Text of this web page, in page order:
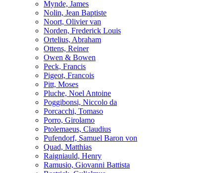
Mynde, James
Nolin, Jean Baptiste
Noort, Olivier van
Norden, Frederick Louis
Ortelius, Abraham
Ottens, Reiner
Owen & Bowen
Peck, Francis
Pigeot, Francois
Pitt, Moses
Pluche, Noel Antoine
Poggibonsi, Niccolo da
Porcacchi, Tomaso
Porro, Girolamo
Ptolemaeus, Claudius
Pufendorf, Samuel Baron von
Quad, Matthias
Raigniauld, Henry
Ramusio, Giovanni Battista